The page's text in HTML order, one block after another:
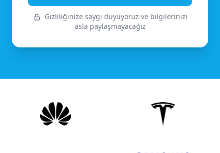
Gizliliğinize saygı duyuyoruz ve bilgilerinizi
asla paylaşmayacağız